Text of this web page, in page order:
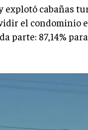
cabañas
el
parte: 87,14%